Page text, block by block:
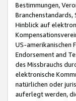
Bestimmungen,
Hinblick auf
US-amerikanischen
Endorsement and
des Missbrauchs
elektronische
natürlichen oder
auferlegt werden,